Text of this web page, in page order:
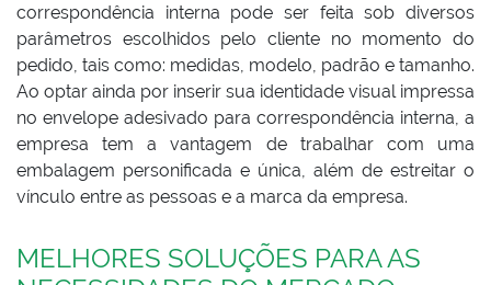
correspondência interna pode ser feita sob diversos
parâmetros escolhidos pelo cliente no momento do
pedido, tais como: medidas, modelo, padrão e tamanho.
Ao optar ainda por inserir sua identidade visual impressa
no envelope adesivado para correspondência interna, a
empresa tem a vantagem de trabalhar com uma
embalagem personificada e única, além de estreitar o
vínculo entre as pessoas e a marca da empresa.
MELHORES SOLUÇÕES PARA AS